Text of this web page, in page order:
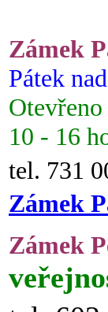
Zámek
Pátek
10 - 16
tel. 731
Zámek
Zámek